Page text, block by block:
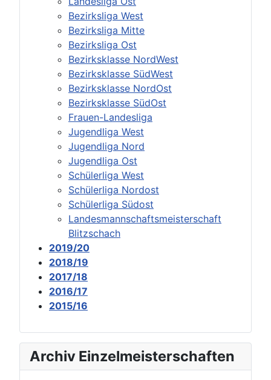
Bezirksliga West
Bezirksliga Mitte
Bezirksliga Ost
Bezirksklasse NordWest
Bezirksklasse SüdWest
Bezirksklasse NordOst
Bezirksklasse SüdOst
Frauen-Landesliga
Jugendliga West
Jugendliga Nord
Jugendliga Ost
Schülerliga West
Schülerliga Nordost
Schülerliga Südost
Landesmannschaftsmeisterschaft
Blitzschach
2019/20
2018/19
2017/18
2016/17
2015/16
Archiv Einzelmeisterschaften